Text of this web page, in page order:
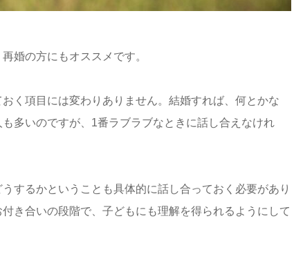
婚の方にもオススメです。
く項目には変わりありません。結婚すれば、何とかな
多いのですが、1番ラブラブなときに話し合えなけれ
するかということも具体的に話し合っておく必要があり
き合いの段階で、子どもにも理解を得られるようにして